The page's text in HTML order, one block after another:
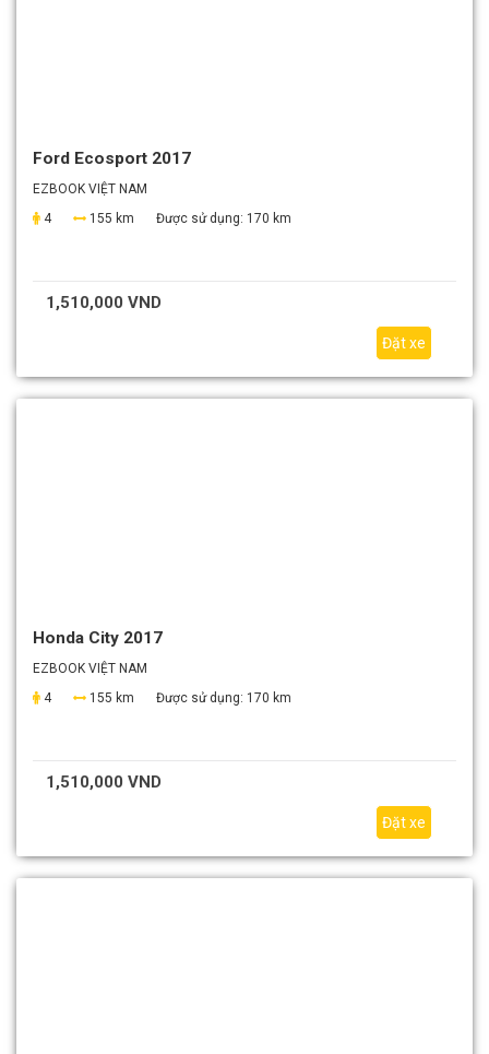
Ford Ecosport 2017
EZBOOK VIỆT NAM
4
155 km Được sử dụng: 170 km
1,510,000 VND
Đặt xe
Honda City 2017
EZBOOK VIỆT NAM
4
155 km Được sử dụng: 170 km
1,510,000 VND
Đặt xe